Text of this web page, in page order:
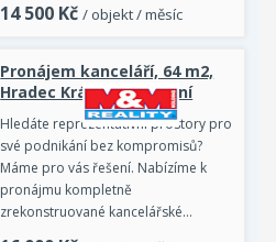
14 500 Kč / objekt / měsíc
Pronájem kanceláří, 64 m2,
Hradec Králové, ul. Luční
Hledáte reprezentativní prostory pro
své podnikání bez kompromisů?
Máme pro vás řešení. Nabízíme k
pronájmu kompletně
zrekonstruované kancelářské…